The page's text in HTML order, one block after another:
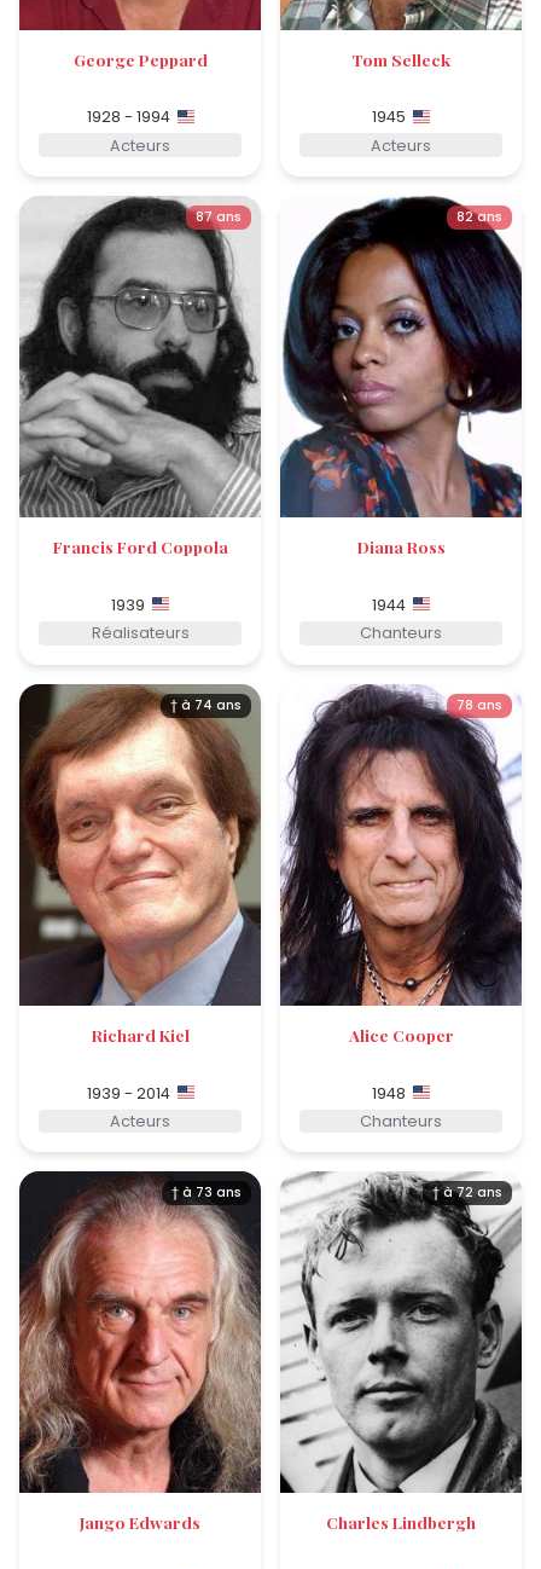
George Peppard
1928 - 1994
Acteurs
Tom Selleck
1945
Acteurs
87 ans
Francis Ford Coppola
1939
Réalisateurs
82 ans
Diana Ross
1944
Chanteurs
† à 74 ans
Richard Kiel
1939 - 2014
Acteurs
78 ans
Alice Cooper
1948
Chanteurs
† à 73 ans
Jango Edwards
† à 72 ans
Charles Lindbergh